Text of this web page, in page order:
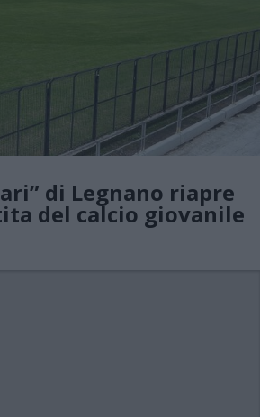
di Legnano riapre
del calcio giovanile